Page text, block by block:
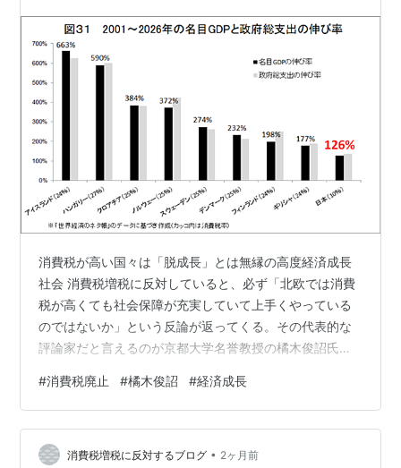
消費税が高い国々は「脱成長」とは無縁の高度経済成長
社会 消費税増税に反対していると、必ず「北欧では消費
税が高くても社会保障が充実していて上手くやっている
のではないか」という反論が返ってくる。その代表的な
評論家だと言えるのが京都大学名誉教授の橘木俊詔氏で
「デンマークは社会保障財源のほとんどを消費税でまか
なっており、他の国々のように社会保険料を納めること
のできない低所得者を福祉の世界から排除しない仕組み
になっている。中長期的な国家戦略として、デンマーク
#消費税廃止 #橘木俊詔 #経済成長
消費税増税に反対するブログ • 2ヶ月前